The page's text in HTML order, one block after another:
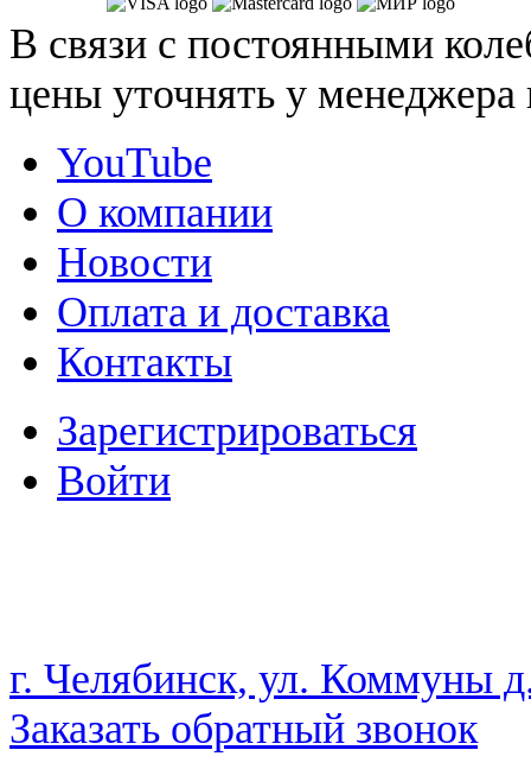
В связи с постоянными
цены уточнять у
YouTube
О компании
Новости
Оплата и доставка
Контакты
Зарегистрироваться
Войти
НАМ ДОВЕРЯЮТ С 2003 ГОДА
г. Челябинск, ул. Коммуны
Заказать обратный звонок